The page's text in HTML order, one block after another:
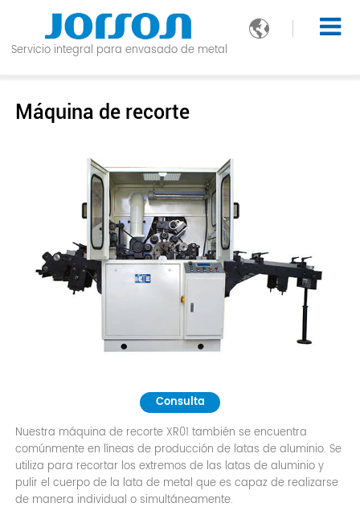

Servicio integral para envasado de metal
Máquina de recorte
Consulta
Nuestra máquina de recorte XR01 también se encuentra
comúnmente en líneas de producción de latas de aluminio. Se
utiliza para recortar los extremos de las latas de aluminio y
pulir el cuerpo de la lata de metal que es capaz de realizarse
de manera individual o simultáneamente.